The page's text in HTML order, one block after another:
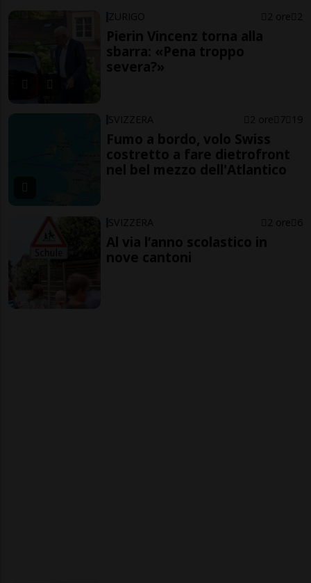
ZURIGO 2 ore 2
Pierin Vincenz torna alla
sbarra: «Pena troppo
severa?»
SVIZZERA 2 ore 7 19
Fumo a bordo, volo Swiss
costretto a fare dietrofront
nel bel mezzo dell'Atlantico
SVIZZERA 2 ore 6
Al via l’anno scolastico in
nove cantoni